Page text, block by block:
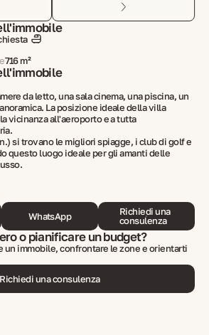
716 m²
da letto, una sala cinema, una piscina, un
La posizione ideale della villa
vicinanza all'aeroporto e a tutta
si trovano le migliori spiagge, i club di golf e
questo luogo ideale per gli amanti delle
WhatsApp
Richiedi una
consulenza
o pianificare un budget?
un immobile, confrontare le zone e orientarti
Richiedi una consulenza